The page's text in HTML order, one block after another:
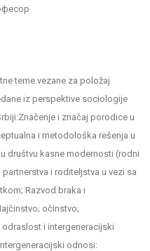
teme vezane za položaj
iz perspektive sociologije
i značaj porodice u
i metodološka rešenja u
društvu kasne modernosti (rodni
i roditeljstva u vezi sa
Razvod braka i
očinstvo;
i intergeneracijski
odnosi: